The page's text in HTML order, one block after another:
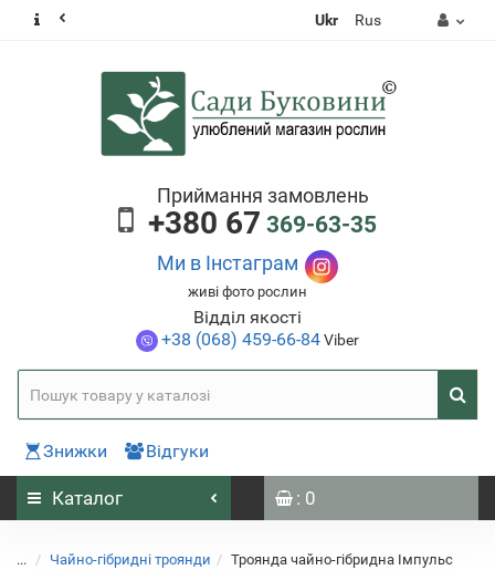
Ukr Rus
Приймання замовлень
+380 67 369-63-35
Ми в Інстаграм
живі фото рослин
Відділ якості
+38 (068) 459-66-84Viber
Знижки Відгуки
Каталог : 0
... Чайно-гібридні троянди Троянда чайно-гібридна Імпульс